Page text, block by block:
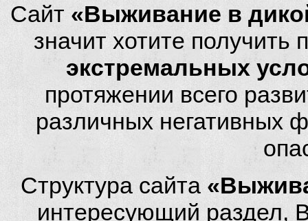
Сайт «Выживание в
значит хотите
экстремальных
протяжении всего
различных негативных
Структура сайта
интересующий раздел,